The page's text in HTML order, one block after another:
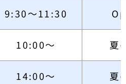
9:30～11:30
10:00～
夏
14:00～
夏